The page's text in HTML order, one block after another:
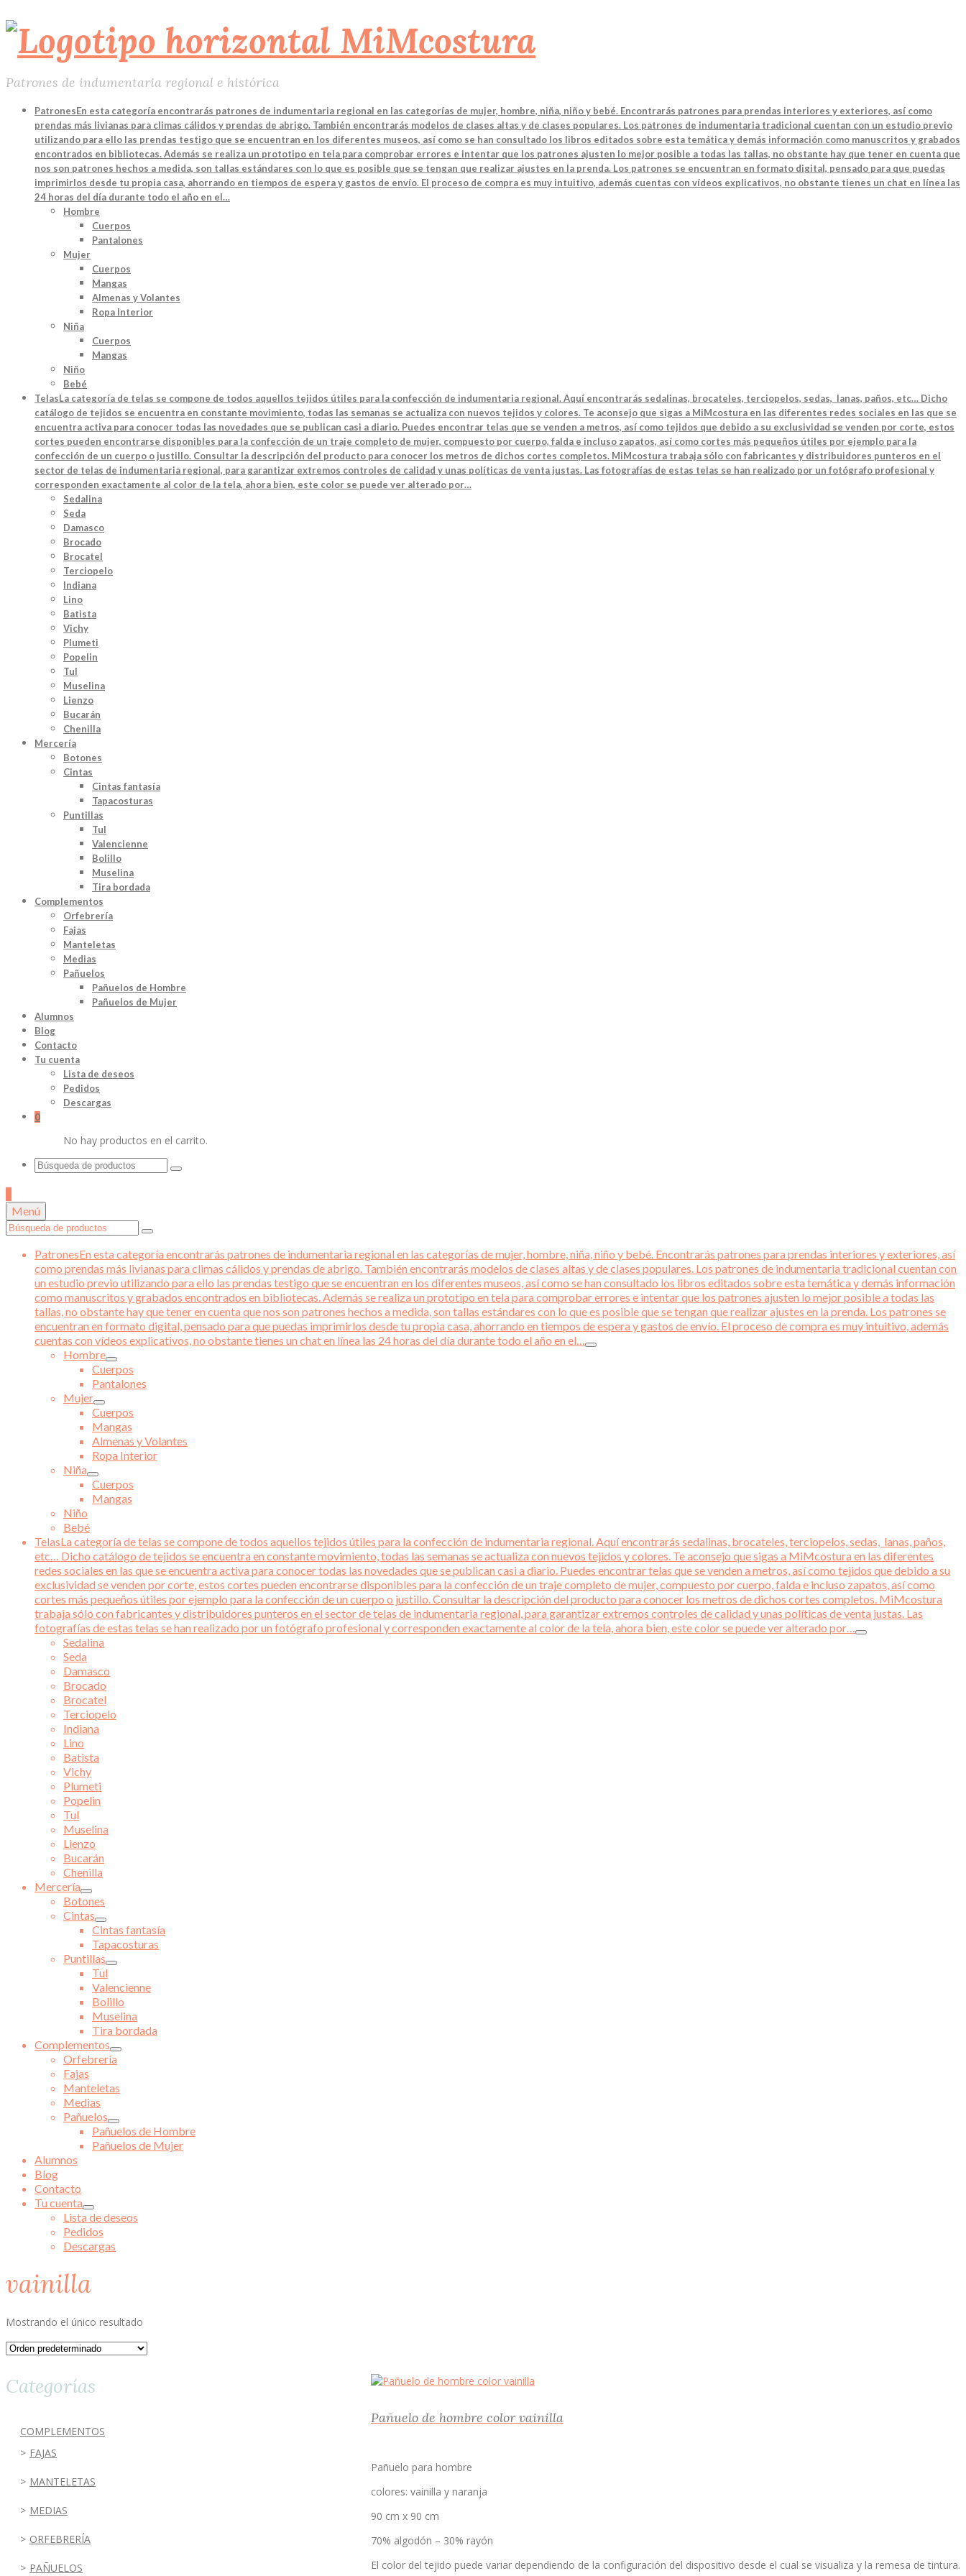
Patrones de indumentaria regional e histórica
PatronesEn esta categoría encontrarás patrones de indumentaria regional en las categorías de mujer, hombre, niña, niño y bebé. Encontrarás patrones para prendas interiores y exteriores, así como
prendas más livianas para climas cálidos y prendas de abrigo. También encontrarás modelos de clases altas y de clases populares. Los patrones de indumentaria tradicional cuentan con un estudio previo
utilizando para ello las prendas testigo que se encuentran en los diferentes museos, así como se han consultado los libros editados sobre esta temática y demás información como manuscritos y grabados
encontrados en bibliotecas. Además se realiza un prototipo en tela para comprobar errores e intentar que los patrones ajusten lo mejor posible a todas las tallas, no obstante hay que tener en cuenta que
nos son patrones hechos a medida, son tallas estándares con lo que es posible que se tengan que realizar ajustes en la prenda. Los patrones se encuentran en formato digital, pensado para que puedas
imprimirlos desde tu propia casa, ahorrando en tiempos de espera y gastos de envío. El proceso de compra es muy intuitivo, además cuentas con vídeos explicativos, no obstante tienes un chat en línea las
24 horas del día durante todo el año en el…
Hombre
Cuerpos
Pantalones
Mujer
Cuerpos
Mangas
Almenas y Volantes
Ropa Interior
Niña
Cuerpos
Mangas
Niño
Bebé
TelasLa categoría de telas se compone de todos aquellos tejidos útiles para la confección de indumentaria regional. Aquí encontrarás sedalinas, brocateles, terciopelos, sedas, lanas, paños, etc… Dicho
catálogo de tejidos se encuentra en constante movimiento, todas las semanas se actualiza con nuevos tejidos y colores. Te aconsejo que sigas a MiMcostura en las diferentes redes sociales en las que se
encuentra activa para conocer todas las novedades que se publican casi a diario. Puedes encontrar telas que se venden a metros, así como tejidos que debido a su exclusividad se venden por corte, estos
cortes pueden encontrarse disponibles para la confección de un traje completo de mujer, compuesto por cuerpo, falda e incluso zapatos, así como cortes más pequeños útiles por ejemplo para la
confección de un cuerpo o justillo. Consultar la descripción del producto para conocer los metros de dichos cortes completos. MiMcostura trabaja sólo con fabricantes y distribuidores punteros en el
sector de telas de indumentaria regional, para garantizar extremos controles de calidad y unas políticas de venta justas. Las fotografías de estas telas se han realizado por un fotógrafo profesional y
corresponden exactamente al color de la tela, ahora bien, este color se puede ver alterado por…
Sedalina
Seda
Damasco
Brocado
Brocatel
Terciopelo
Indiana
Lino
Batista
Vichy
Plumeti
Popelin
Tul
Muselina
Lienzo
Bucarán
Chenilla
Mercería
Botones
Cintas
Cintas fantasía
Tapacosturas
Puntillas
Tul
Valencienne
Bolillo
Muselina
Tira bordada
Complementos
Orfebrería
Fajas
Manteletas
Medias
Pañuelos
Pañuelos de Hombre
Pañuelos de Mujer
Alumnos
Blog
Contacto
Tu cuenta
Lista de deseos
Pedidos
Descargas
0
No hay productos en el carrito.
Buscar
Menú
Buscar
PatronesEn esta categoría encontrarás patrones de indumentaria regional en las categorías de mujer, hombre, niña, niño y bebé. Encontrarás patrones para prendas interiores y exteriores, así
como prendas más livianas para climas cálidos y prendas de abrigo. También encontrarás modelos de clases altas y de clases populares. Los patrones de indumentaria tradicional cuentan con
un estudio previo utilizando para ello las prendas testigo que se encuentran en los diferentes museos, así como se han consultado los libros editados sobre esta temática y demás información
como manuscritos y grabados encontrados en bibliotecas. Además se realiza un prototipo en tela para comprobar errores e intentar que los patrones ajusten lo mejor posible a todas las
tallas, no obstante hay que tener en cuenta que nos son patrones hechos a medida, son tallas estándares con lo que es posible que se tengan que realizar ajustes en la prenda. Los patrones se
encuentran en formato digital, pensado para que puedas imprimirlos desde tu propia casa, ahorrando en tiempos de espera y gastos de envío. El proceso de compra es muy intuitivo, además
cuentas con vídeos explicativos, no obstante tienes un chat en línea las 24 horas del día durante todo el año en el…
Hombre
Cuerpos
Pantalones
Mujer
Cuerpos
Mangas
Almenas y Volantes
Ropa Interior
Niña
Cuerpos
Mangas
Niño
Bebé
TelasLa categoría de telas se compone de todos aquellos tejidos útiles para la confección de indumentaria regional. Aquí encontrarás sedalinas, brocateles, terciopelos, sedas, lanas, paños,
etc… Dicho catálogo de tejidos se encuentra en constante movimiento, todas las semanas se actualiza con nuevos tejidos y colores. Te aconsejo que sigas a MiMcostura en las diferentes
redes sociales en las que se encuentra activa para conocer todas las novedades que se publican casi a diario. Puedes encontrar telas que se venden a metros, así como tejidos que debido a su
exclusividad se venden por corte, estos cortes pueden encontrarse disponibles para la confección de un traje completo de mujer, compuesto por cuerpo, falda e incluso zapatos, así como
cortes más pequeños útiles por ejemplo para la confección de un cuerpo o justillo. Consultar la descripción del producto para conocer los metros de dichos cortes completos. MiMcostura
trabaja sólo con fabricantes y distribuidores punteros en el sector de telas de indumentaria regional, para garantizar extremos controles de calidad y unas políticas de venta justas. Las
fotografías de estas telas se han realizado por un fotógrafo profesional y corresponden exactamente al color de la tela, ahora bien, este color se puede ver alterado por…
Sedalina
Seda
Damasco
Brocado
Brocatel
Terciopelo
Indiana
Lino
Batista
Vichy
Plumeti
Popelin
Tul
Muselina
Lienzo
Bucarán
Chenilla
Mercería
Botones
Cintas
Cintas fantasía
Tapacosturas
Puntillas
Tul
Valencienne
Bolillo
Muselina
Tira bordada
Complementos
Orfebrería
Fajas
Manteletas
Medias
Pañuelos
Pañuelos de Hombre
Pañuelos de Mujer
Alumnos
Blog
Contacto
Tu cuenta
Lista de deseos
Pedidos
Descargas
vainilla
Mostrando el único resultado
Pañuelo de hombre color vainilla
Pañuelo para hombre
colores: vainilla y naranja
90 cm x 90 cm
70% algodón – 30% rayón
El color del tejido puede variar dependiendo de la configuración del dispositivo desde el cual se visualiza y la remesa de tintura.
Categorías
COMPLEMENTOS
FAJAS
MANTELETAS
MEDIAS
ORFEBRERÍA
PAÑUELOS